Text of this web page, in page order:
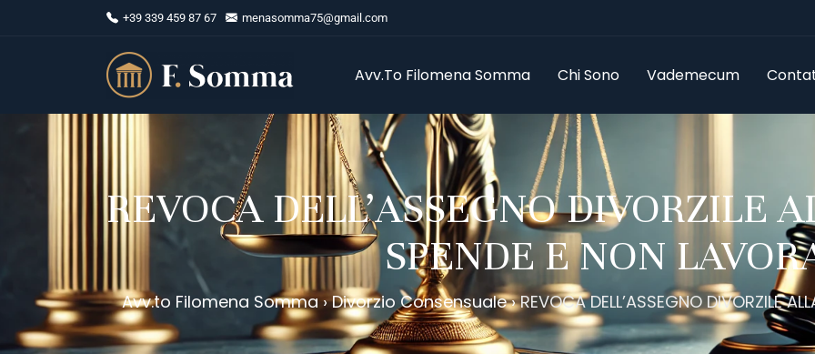
+39 339 459 87 67 menasomma75@gmail.com
Avv.to Filomena Somma Chi Sono Vademecum
REVOCA DELL’ASSEGNO DIVORZILE
SPENDE E NON
Avv.to Filomena Somma›Divorzio Consensuale›REVOCA DELL’ASSEGNO DIVORZILE